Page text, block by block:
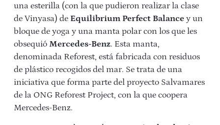
una esterilla (con la que pudieron realizar la clase
de Vinyasa) de Equilibrium Perfect Balance y un
bloque de yoga y una manta polar con los que les
obsequió Mercedes-Benz. Esta manta,
denominada Reforest, está fabricada con residuos
de plástico recogidos del mar. Se trata de una
iniciativa que forma parte del proyecto Salvamares
de la ONG Reforest Project, con la que coopera
Mercedes-Benz.